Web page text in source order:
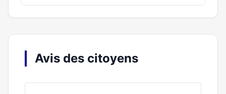
Avis des citoyens